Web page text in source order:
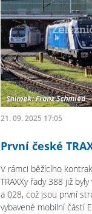
21. 09. 2025 17:05
První české
V rámci běžícího
TRAXXy řady 388 již
a 028, což jsou první
vybavené mobilní částí